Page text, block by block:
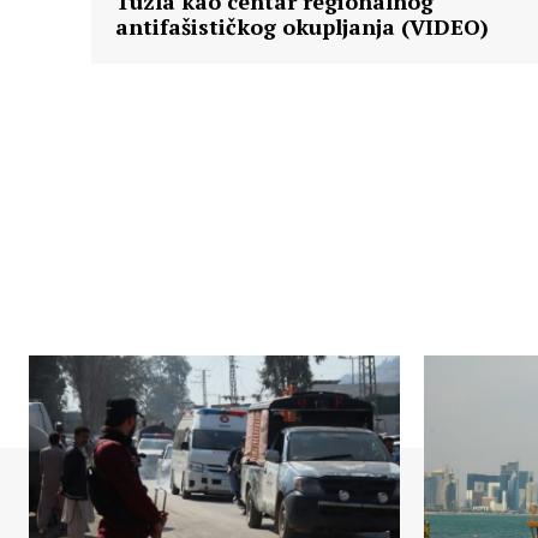
antifašističkog okupljanja (VIDEO)